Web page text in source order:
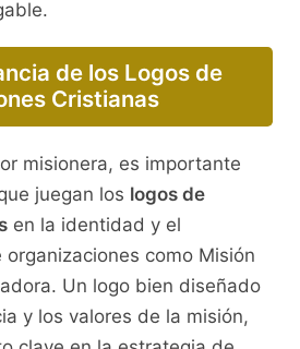
de los Logos de
Cristianas
misionera, es importante
juegan los logos de
en la identidad y el
como Misión
Un logo bien diseñado
y los valores de la misión,